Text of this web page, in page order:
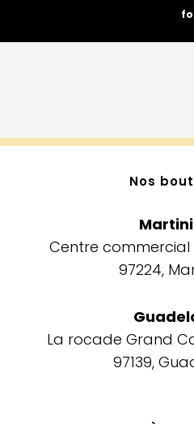
Nos
Centre commercial
97224,
La rocade Grand
97139,